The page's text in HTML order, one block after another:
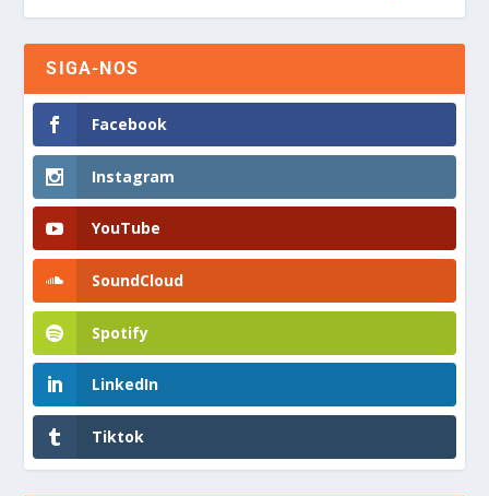
SIGA-NOS
Facebook
Instagram
YouTube
SoundCloud
Spotify
LinkedIn
Tiktok